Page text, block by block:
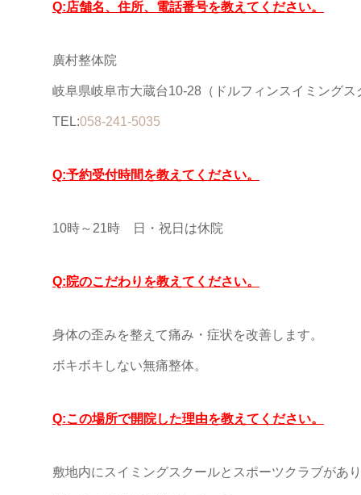
Q:店舗名、住所、電話番号を教えてください。
廣村整体院
岐阜県岐阜市大蔵台10-28（ドルフィンスイミングス
TEL:058-241-5035
Q:予約受付時間を教えてください。
10時～21時 日・祝日は休院
Q:院のこだわりを教えてください。
身体の歪みを整えて痛み・症状を改善します。
ボキボキしない無痛整体。
Q:この場所で開院した理由を教えてください。
敷地内にスイミングスクールとスポーツクラブがあ